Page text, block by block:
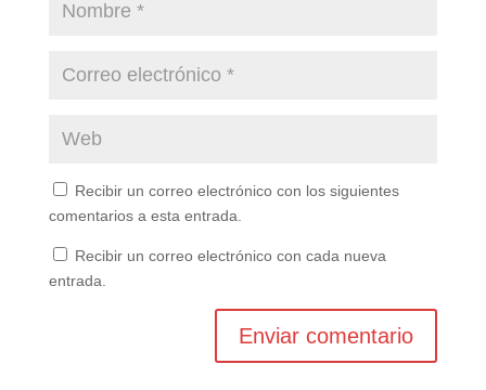
Recibir un correo electrónico con los siguientes
comentarios a esta entrada.
Recibir un correo electrónico con cada nueva
entrada.